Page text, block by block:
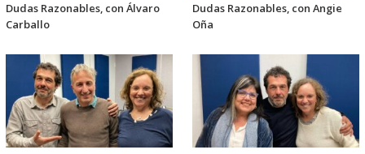
Dudas Razonables, con Álvaro
Carballo
Dudas Razonables, con Angie
Oña